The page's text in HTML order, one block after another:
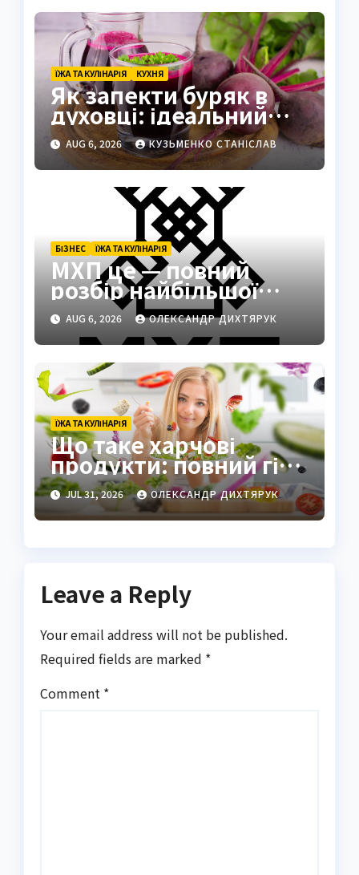
ЇЖА ТА КУЛІНАРІЯ КУХНЯ
Як запекти буряк в
духовці: ідеальний
спосіб зберегти смак
AUG 6, 2026 КУЗЬМЕНКО СТАНІСЛАВ
БІЗНЕС ЇЖА ТА КУЛІНАРІЯ
МХП це — повний
розбір найбільшої
кулінарної та
агротехнологічної
компанії України
AUG 6, 2026 ОЛЕКСАНДР ДИХТЯРУК
ЇЖА ТА КУЛІНАРІЯ
Що таке харчові
продукти: повний гід
по визначенню та
видам
JUL 31, 2026 ОЛЕКСАНДР ДИХТЯРУК
Leave a Reply
Your email address will not be published.
Required fields are marked *
Comment *